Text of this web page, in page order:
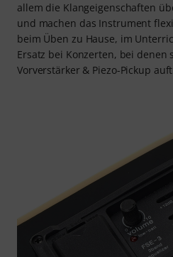
allem die Klangeigenschaften
und machen das Instrument
beim Üben zu Hause, im
Ersatz bei Konzerten, bei
Vorverstärker & Piezo-Pickup